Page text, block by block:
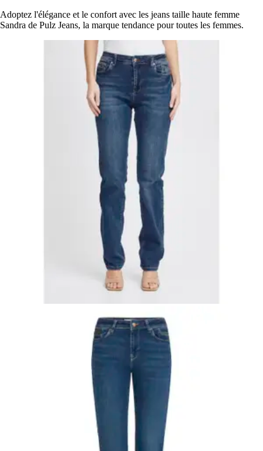
Adoptez l'élégance et le confort avec les jeans taille haute femme
Sandra de Pulz Jeans, la marque tendance pour toutes les femmes.